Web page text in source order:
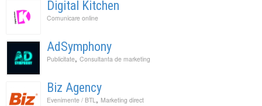
Digital Kitchen
Comunicare online
AdSymphony
Publicitate, Consultanta de marketing
Biz Agency
Evenimente / BTL , Marketing direct